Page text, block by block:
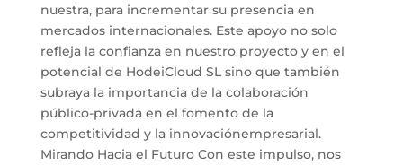
nuestra, para incrementar su presencia en
mercados internacionales. Este apoyo no solo
refleja la confianza en nuestro proyecto y en el
potencial de HodeiCloud SL sino que también
subraya la importancia de la colaboración
público-privada en el fomento de la
competitividad y la innovaciónempresarial.
Mirando Hacia el Futuro Con este impulso, nos